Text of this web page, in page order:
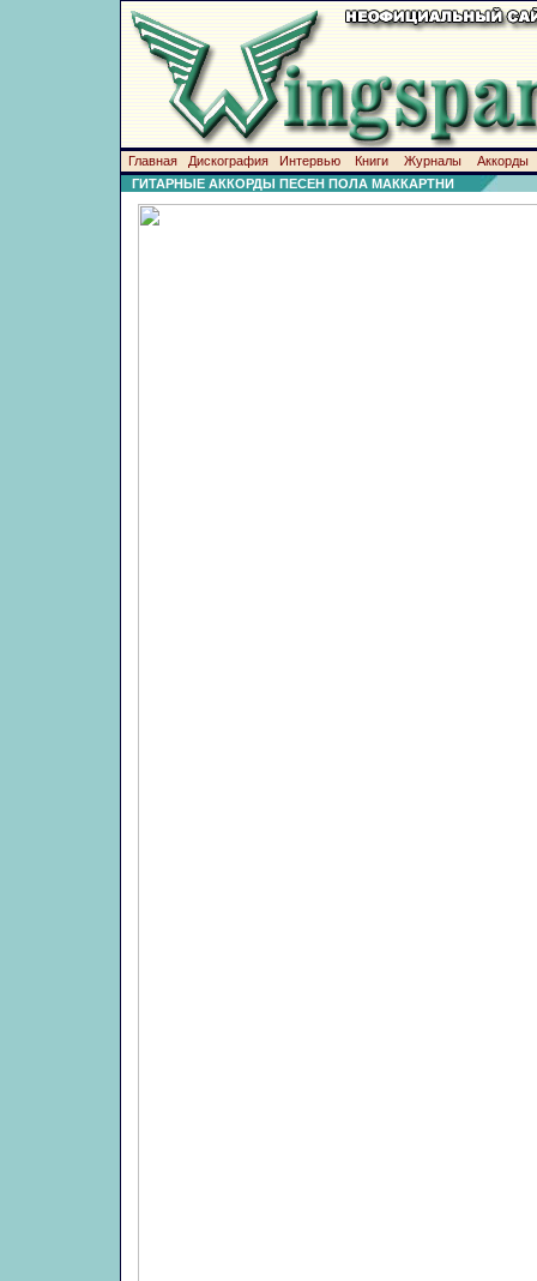
Главная Дискография Интервью Книги Журналы
Аккорды
ГИТАРНЫЕ АККОРДЫ ПЕСЕН ПОЛА МАККАРТНИ